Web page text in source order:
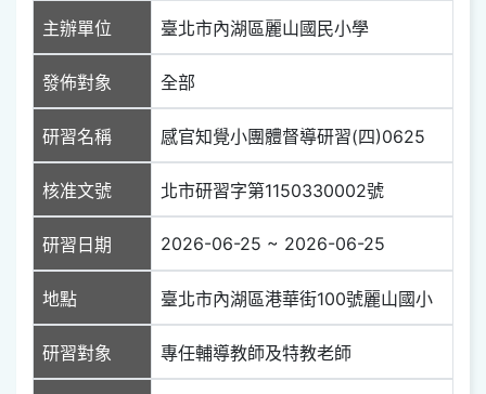
主辦單位 臺北市內湖區麗山國民小學
發佈對象 全部
研習名稱 感官知覺小團體督導研習(四)0625
核准文號 北市研習字第1150330002號
研習日期 2026-06-25 ~ 2026-06-25
地點 臺北市內湖區港華街100號麗山國小
研習對象 專任輔導教師及特教老師